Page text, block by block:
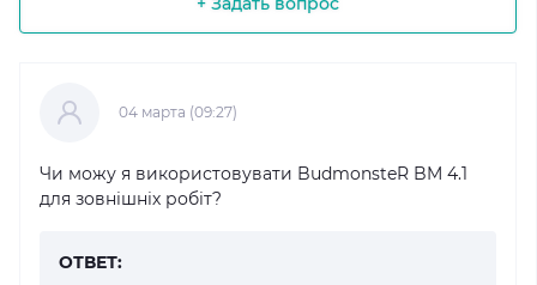
04 марта (09:27)
Чи можу я використовувати BudmonsteR BM 4.1
для зовнішніх робіт?
ОТВЕТ: